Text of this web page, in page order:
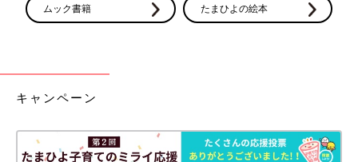
ムック書籍 たまひよの絵本
キャンペーン